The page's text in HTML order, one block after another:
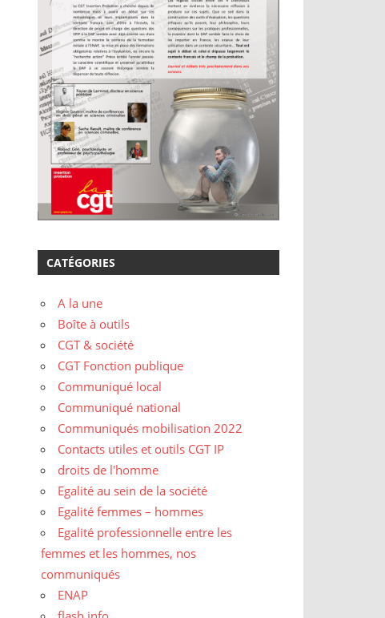
CATÉGORIES
A la une
Boîte à outils
CGT & société
CGT Fonction publique
Communiqué local
Communiqué national
Communiqués mobilisation 2022
Contacts utiles et outils CGT IP
droits de l'homme
Egalité au sein de la société
Egalité femmes – hommes
Egalité professionnelle entre les
femmes et les hommes, nos
communiqués
ENAP